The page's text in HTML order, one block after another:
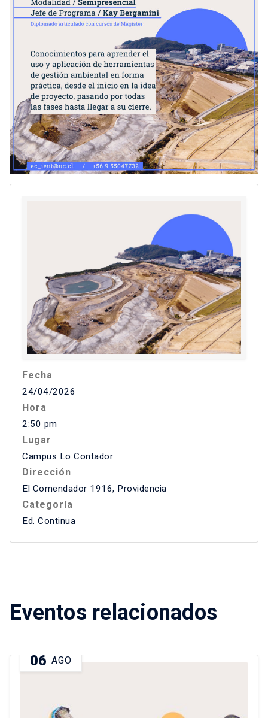
Fecha
24/04/2026
Hora
2:50 pm
Lugar
Campus Lo Contador
Dirección
El Comendador 1916, Providencia
Categoría
Ed. Continua
Eventos relacionados
06 AGO